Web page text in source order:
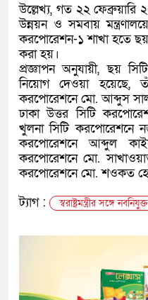
উল্লেখ্য, গত ২২ ফেব্রুয়ারি
উন্নয়ন ও সমবায়
করপোরেশন-১ শাখা হতে ছয়
করা হয়।
প্রজ্ঞাপন অনুযায়ী, ছয়
নিয়োগ দেওয়া হয়েছে,
করপোরেশনে মো. আব্দুস
ঢাকা উত্তর সিটি
খুলনা সিটি করপোরেশনে
করপোরেশনে আব্দুল
করপোরেশনে মো.
করপোরেশনে মো. শওকত
ট্যাগ :
স্বরাষ্ট্রমন্ত্রীর সঙ্গে